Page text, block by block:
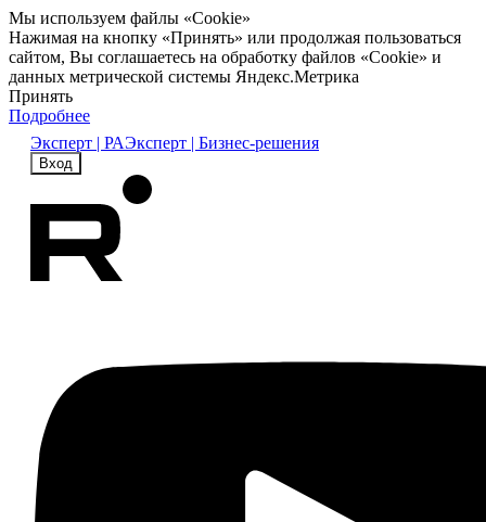
Мы используем файлы «Cookie»
Нажимая на кнопку «Принять» или продолжая пользоваться
сайтом, Вы соглашаетесь на обработку файлов «Cookie» и
данных метрической системы Яндекс.Метрика
Принять
Подробнее
Эксперт | РАЭксперт | Бизнес-решения
Вход